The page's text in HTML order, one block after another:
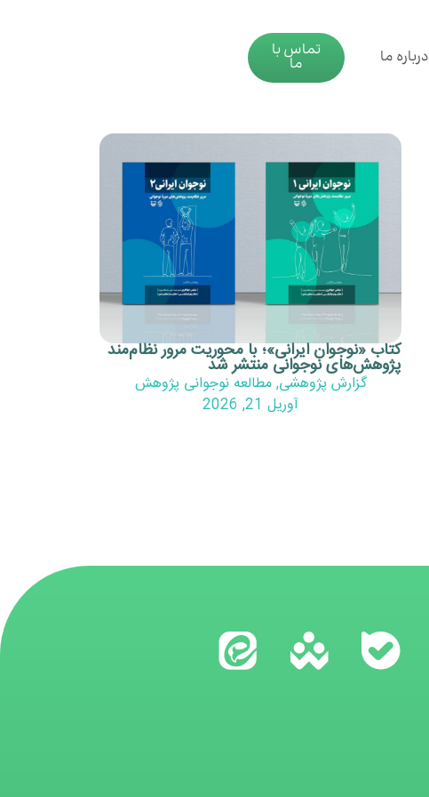
درباره ما تماس با
ما
کتاب «نوجوان ایرانی»؛ با محوریت مرور نظام‌مند
پژوهش‌های نوجوانی‌ منتشر شد
گزارش پژوهشی,مطالعه نوجوانی پژوهش
آوریل 21, 2026